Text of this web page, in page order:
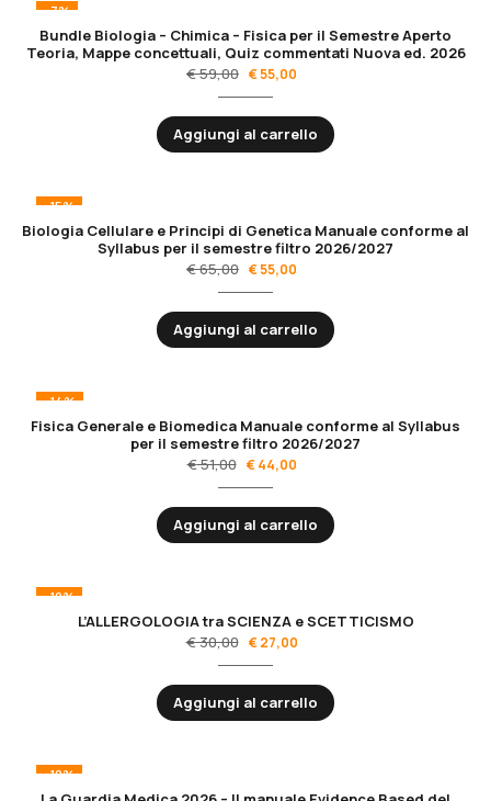
-7%
Bundle Biologia – Chimica – Fisica per il Semestre Aperto
Teoria, Mappe concettuali, Quiz commentati Nuova ed. 2026
€59,00 €55,00
Aggiungi al carrello
-15%
Biologia Cellulare e Principi di Genetica Manuale conforme al
Syllabus per il semestre filtro 2026/2027
€65,00 €55,00
Aggiungi al carrello
-14%
Fisica Generale e Biomedica Manuale conforme al Syllabus
per il semestre filtro 2026/2027
€51,00 €44,00
Aggiungi al carrello
-10%
L’ALLERGOLOGIA tra SCIENZA e SCETTICISMO
€30,00 €27,00
Aggiungi al carrello
-10%